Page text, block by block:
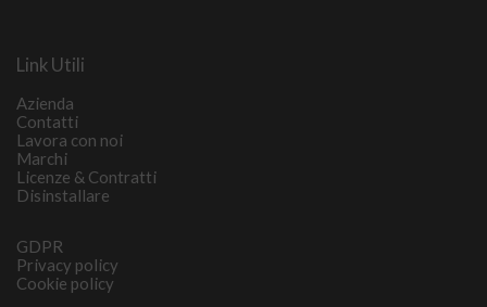
Link Utili
Azienda
Contatti
Lavora con noi
Marchi
Licenze & Contratti
Disinstallare
GDPR
Privacy policy
Cookie policy